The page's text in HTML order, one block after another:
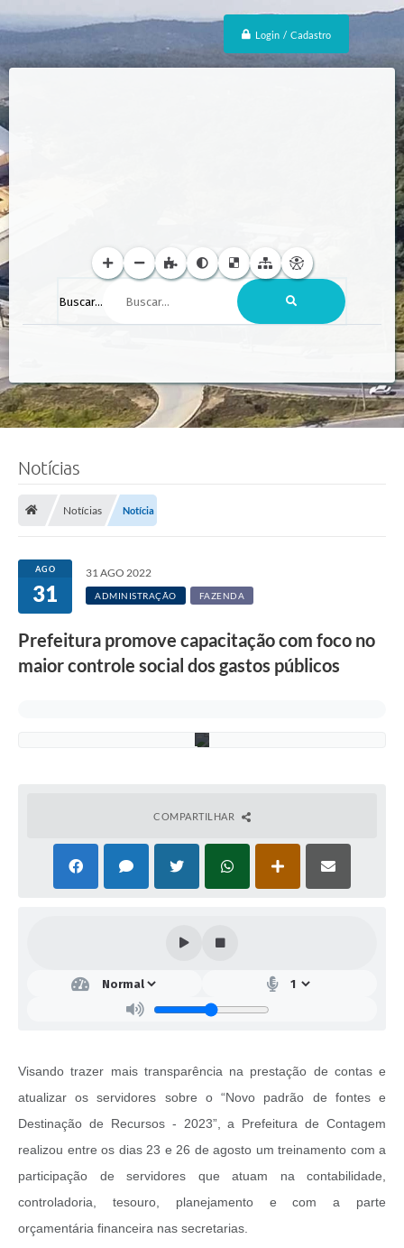
Login / Cadastro
Buscar...
Notícias
Notícias Notícia
AGO
31
31 AGO 2022
ADMINISTRAÇÃO FAZENDA
Prefeitura promove capacitação com foco no
maior controle social dos gastos públicos
:
f
z
COMPARTILHAR
Visando trazer mais transparência na prestação de contas e
atualizar os servidores sobre o “Novo padrão de fontes e
Destinação de Recursos - 2023”, a Prefeitura de Contagem
realizou entre os dias 23 e 26 de agosto um treinamento com a
participação de servidores que atuam na contabilidade,
controladoria, tesouro, planejamento e com a parte
orçamentária financeira nas secretarias.